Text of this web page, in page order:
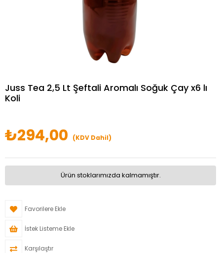
Juss Tea 2,5 Lt Şeftali Aromalı Soğuk Çay x6 lı
Koli
₺294,00 (KDV Dahil)
Ürün stoklarımızda kalmamıştır.
Favorilere Ekle
İstek Listeme Ekle
Karşılaştır